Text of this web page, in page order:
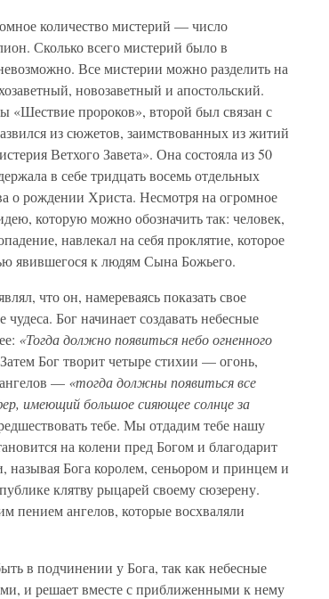
количество мистерий — число
Сколько всего мистерий было в
Все мистерии можно разделить на
новозаветный и апостольский.
«Шествие пророков», второй был связан с
из сюжетов, заимствованных из житий
Ветхого Завета». Она состояла из 50
в себе тридцать восемь отдельных
о рождении Христа. Несмотря на огромное
которую можно обозначить так: человек,
навлекал на себя проклятие, которое
явившегося к людям Сына Божьего.
что он, намереваясь показать свое
Бог начинает создавать небесные
«Тогда должно появиться небо огненного
Затем Бог творит четыре стихии — огонь,
— «тогда должны появиться все
имеющий большое сияющее солнце за
тебе. Мы отдадим тебе нашу
на колени пред Богом и благодарит
называя Бога королем, сеньором и принцем и
клятву рыцарей своему сюзерену.
пением ангелов, которые восхваляли
в подчинении у Бога, так как небесные
и решает вместе с приближенными к нему